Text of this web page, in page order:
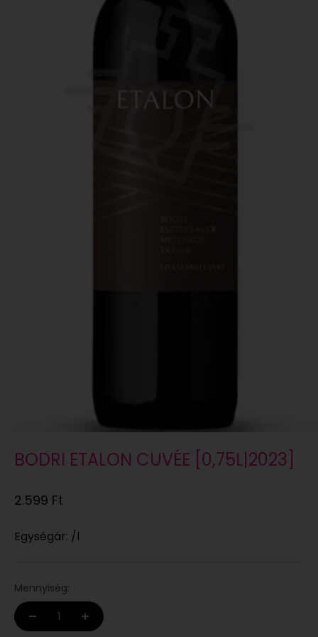
BODRI ETALON CUVÉE [0,75L|2023]
Eladási ár
2.599 Ft
Egységár: /l
Mennyiség: